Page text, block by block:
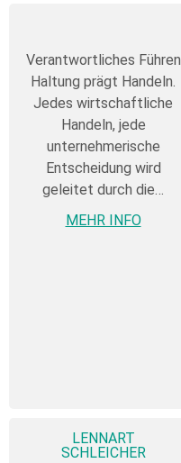
Verantwortliches Führen
Haltung prägt Handeln.
Jedes wirtschaftliche
Handeln, jede
unternehmerische
Entscheidung wird
geleitet durch die…
MEHR INFO
LENNART
SCHLEICHER